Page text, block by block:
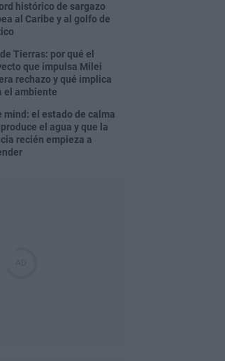
histórico de sargazo
al Caribe y al golfo de
Tierras: por qué el
que impulsa Milei
rechazo y qué implica
el ambiente
mind: el estado de calma
el agua y que la
recién empieza a